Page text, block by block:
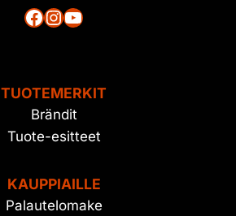
Facebook
Instagram
YouTube
TUOTEMERKIT
Brändit
Tuote-esitteet
KAUPPIAILLE
Palautelomake